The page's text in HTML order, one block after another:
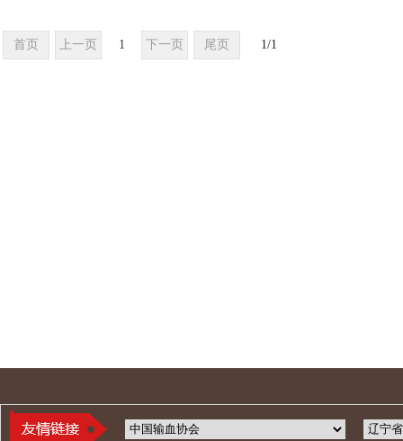
首页 上一页 1 下一页 尾页 1/1